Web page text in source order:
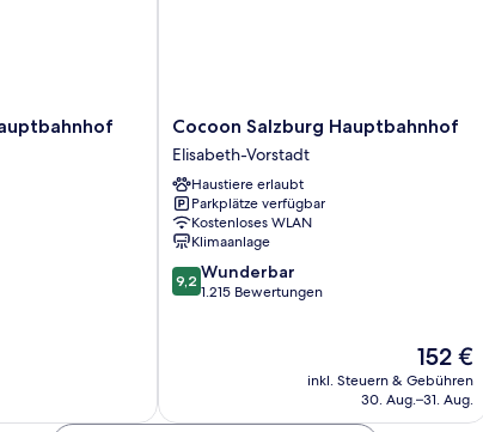
Cocoon
Salzburg
Hauptbahnhof
Elisabeth-
Vorstadt
Cocoon Salzburg Hauptbahnhof
Elisabeth-Vorstadt
Haustiere erlaubt
Parkplätze verfügbar
Kostenloses WLAN
Klimaanlage
9.2
von
9,2 Wunderbar
1.215 Bewertungen
Der
Preis
beträgt
152 €
inkl. Steuern & Gebühren
30. Aug.–31. Aug.